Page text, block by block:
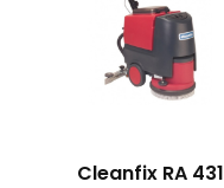
Cleanfix RA 431